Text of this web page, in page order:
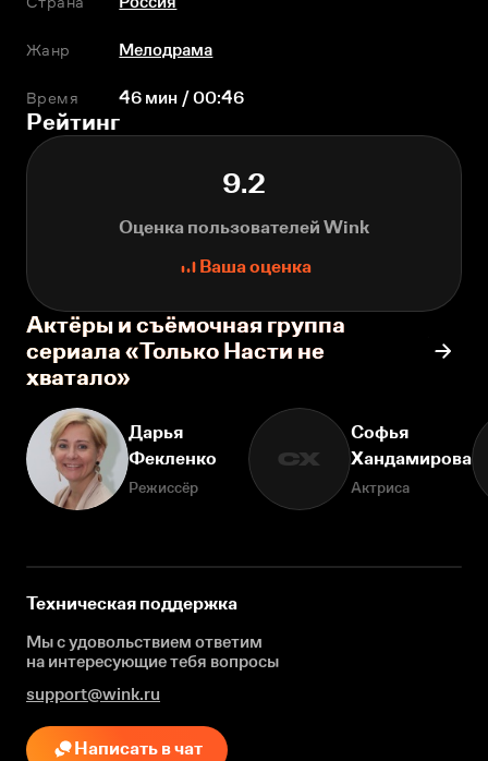
Жанр Мелодрама
Время 46 мин / 00:46
Рейтинг
9.2
Оценка пользователей Wink
Ваша оценка
Актёры и съёмочная группа
сериала «Только Насти не
хватало»
Дарья
Фекленко
Режиссёр
СХ
Софья
Хандамирова
Актриса
Техническая поддержка
Мы с удовольствием ответим
на интересующиетебя вопросы
support@wink.ru
Написать в чат